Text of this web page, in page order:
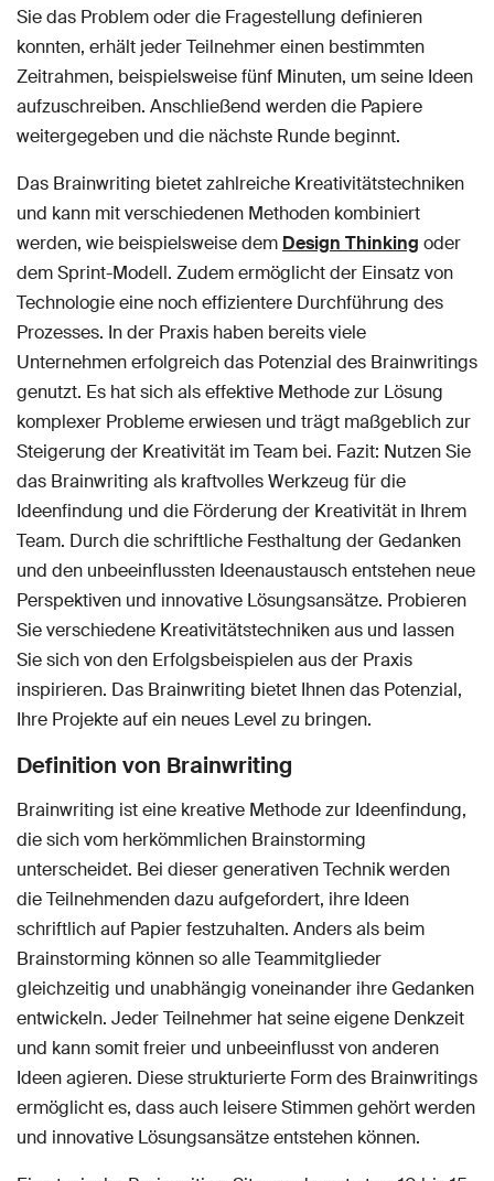
Sie das Problem oder die Fragestellung definieren
konnten, erhält jeder Teilnehmer einen bestimmten
Zeitrahmen, beispielsweise fünf Minuten, um seine Ideen
aufzuschreiben. Anschließend werden die Papiere
weitergegeben und die nächste Runde beginnt.
Das Brainwriting bietet zahlreiche Kreativitätstechniken
und kann mit verschiedenen Methoden kombiniert
werden, wie beispielsweise dem Design Thinking oder
dem Sprint-Modell. Zudem ermöglicht der Einsatz von
Technologie eine noch effizientere Durchführung des
Prozesses. In der Praxis haben bereits viele
Unternehmen erfolgreich das Potenzial des Brainwritings
genutzt. Es hat sich als effektive Methode zur Lösung
komplexer Probleme erwiesen und trägt maßgeblich zur
Steigerung der Kreativität im Team bei. Fazit: Nutzen Sie
das Brainwriting als kraftvolles Werkzeug für die
Ideenfindung und die Förderung der Kreativität in Ihrem
Team. Durch die schriftliche Festhaltung der Gedanken
und den unbeeinflussten Ideenaustausch entstehen neue
Perspektiven und innovative Lösungsansätze. Probieren
Sie verschiedene Kreativitätstechniken aus und lassen
Sie sich von den Erfolgsbeispielen aus der Praxis
inspirieren. Das Brainwriting bietet Ihnen das Potenzial,
Ihre Projekte auf ein neues Level zu bringen.
Definition von Brainwriting
Brainwriting ist eine kreative Methode zur Ideenfindung,
die sich vom herkömmlichen Brainstorming
unterscheidet. Bei dieser generativen Technik werden
die Teilnehmenden dazu aufgefordert, ihre Ideen
schriftlich auf Papier festzuhalten. Anders als beim
Brainstorming können so alle Teammitglieder
gleichzeitig und unabhängig voneinander ihre Gedanken
entwickeln. Jeder Teilnehmer hat seine eigene Denkzeit
und kann somit freier und unbeeinflusst von anderen
Ideen agieren. Diese strukturierte Form des Brainwritings
ermöglicht es, dass auch leisere Stimmen gehört werden
und innovative Lösungsansätze entstehen können.